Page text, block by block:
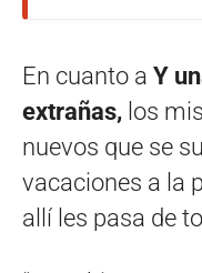
En cuanto a Y
extrañas, los
nuevos que se
vacaciones a la
allí les pasa de